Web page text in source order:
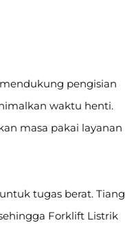
pengisian
waktu henti.
masa pakai layanan
tugas berat. Tiang
Forklift Listrik